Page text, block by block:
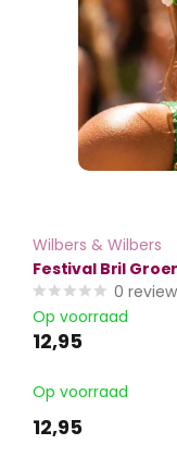
Wilbers & Wilbers
Festival Bril
0
Op voorraad
12,95
Op voorraad
12,95